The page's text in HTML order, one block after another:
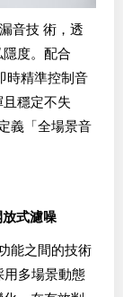
音技 術，透
度。配合
時精準控制音
穩定不失
義「全場景音
式濾噪
能之間的技術
用多場景動態